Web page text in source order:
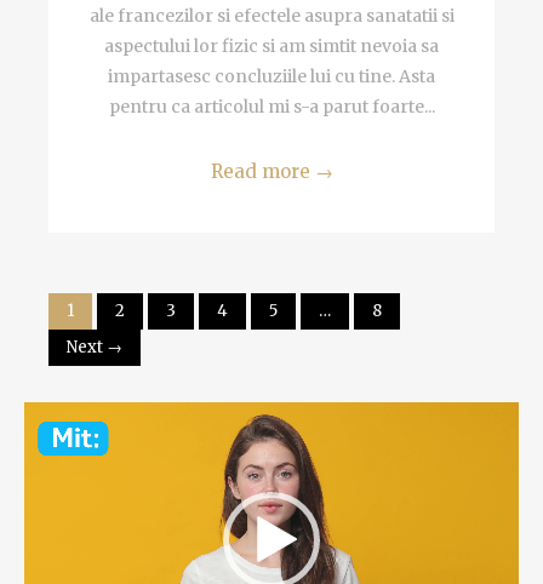
ale francezilor si efectele asupra sanatatii si
aspectului lor fizic si am simtit nevoia sa
impartasesc concluziile lui cu tine. Asta
pentru ca articolul mi s-a parut foarte...
Read more →
1 2 3 4 5 …
8
Next →
Player